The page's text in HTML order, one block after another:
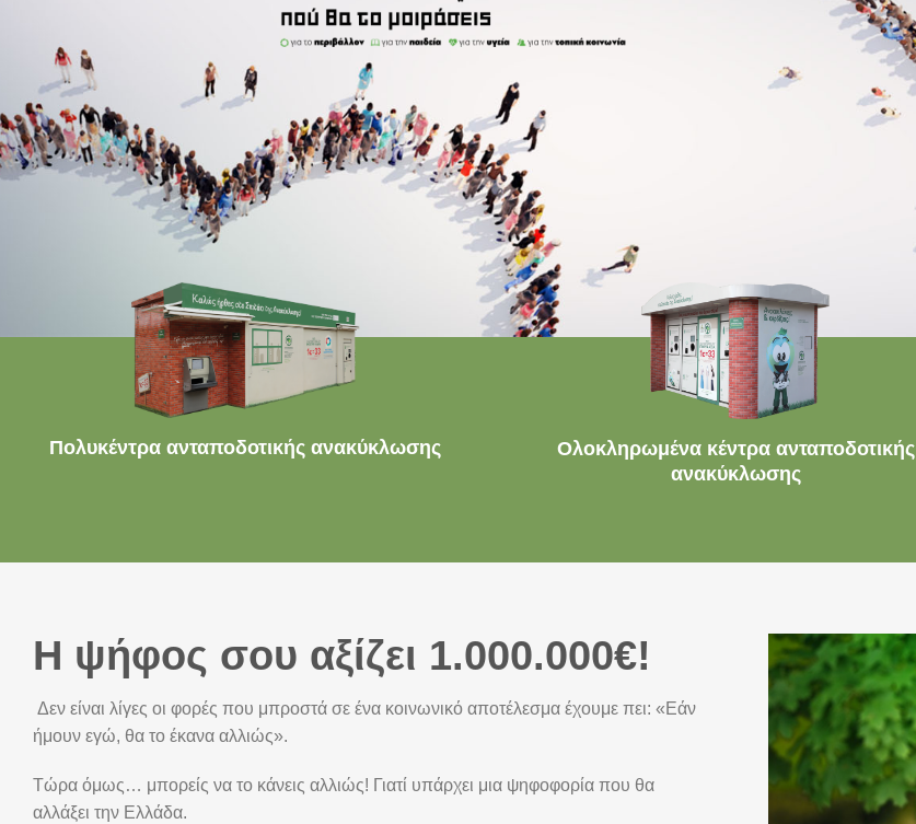
Πολυκέντρα ανταποδοτικής ανακύκλωσης
Ολοκληρωμένα κέντρα ανταποδοτικής
ανακύκλωσης
Η ψήφος σου αξίζει 1.000.000€!
Δεν είναι λίγες οι φορές που μπροστά σε ένα κοινωνικό αποτέλεσμα έχουμε πει: «Εάν
ήμουν εγώ, θα το έκανα αλλιώς».
Τώρα όμως… μπορείς να το κάνεις αλλιώς! Γιατί υπάρχει μια ψηφοφορία που θα
αλλάξει την Ελλάδα.